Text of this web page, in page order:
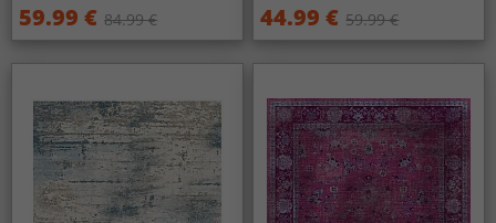
59.99 € 84.99 € 44.99 € 59.99 €